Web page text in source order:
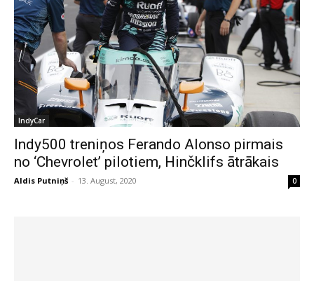
IndyCar
Indy500 treniņos Ferando Alonso pirmais
no ‘Chevrolet’ pilotiem, Hinčklifs ātrākais
Aldis Putniņš - 13. August, 2020 0